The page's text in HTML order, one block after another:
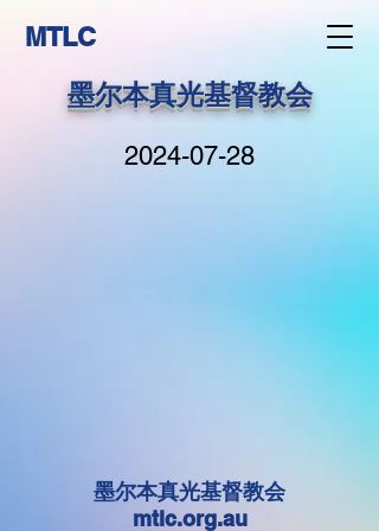
MTLC
墨尔本真光基督教会
2024-07-28
墨尔本真光基督教会
mtlc.org.au